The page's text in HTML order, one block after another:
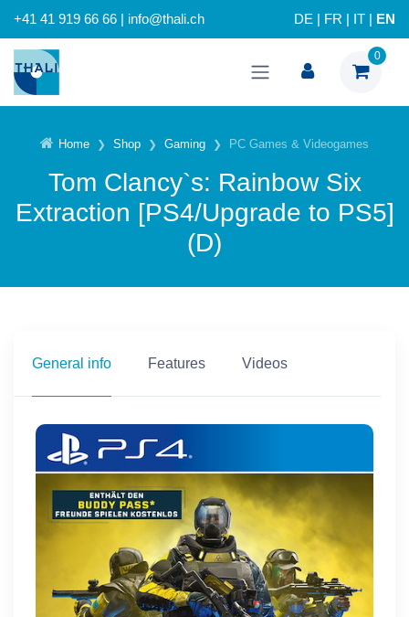
+41 41 919 66 66 | info@thali.ch DE FR IT EN
0
Home Shop Gaming PC Games & Videogames
Tom Clancy`s: Rainbow Six
Extraction [PS4/Upgrade to PS5]
(D)
General info Features Videos